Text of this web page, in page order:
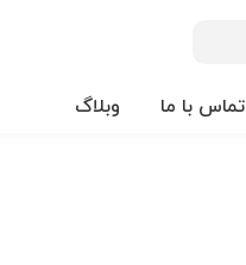
تماس با ما وبلاگ